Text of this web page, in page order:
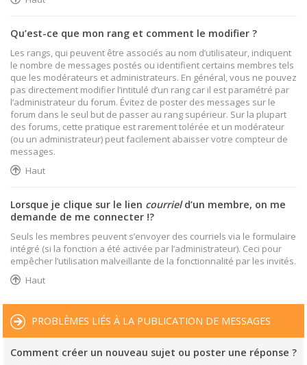
Qu’est-ce que mon rang et comment le modifier ?
Les rangs, qui peuvent être associés au nom d’utilisateur, indiquent
le nombre de messages postés ou identifient certains membres tels
que les modérateurs et administrateurs. En général, vous ne pouvez
pas directement modifier l’intitulé d’un rang car il est paramétré par
l’administrateur du forum. Évitez de poster des messages sur le
forum dans le seul but de passer au rang supérieur. Sur la plupart
des forums, cette pratique est rarement tolérée et un modérateur
(ou un administrateur) peut facilement abaisser votre compteur de
messages.
Haut
Lorsque je clique sur le lien courrield’un membre, on me
demande de me connecter !?
Seuls les membres peuvent s’envoyer des courriels via le formulaire
intégré (si la fonction a été activée par l’administrateur). Ceci pour
empêcher l’utilisation malveillante de la fonctionnalité par les invités.
Haut
PROBLÈMES LIÉS À LA PUBLICATION DE MESSAGES
Comment créer un nouveau sujet ou poster une réponse ?